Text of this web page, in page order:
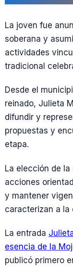
La joven fue
soberana y
actividades
tradicional
Desde el
reinado, Julieta
difundir y
propuestas y
etapa.
La elección de
acciones
y mantener
caracterizan a la
La entrada
esencia de la
publicó primero